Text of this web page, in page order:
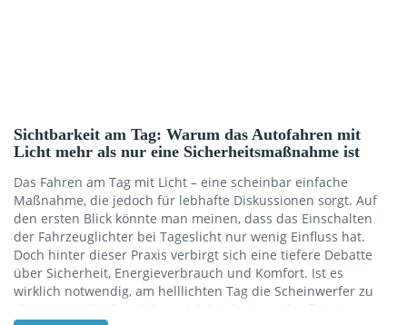
Sichtbarkeit am Tag: Warum das Autofahren mit
Licht mehr als nur eine Sicherheitsmaßnahme ist
Das Fahren am Tag mit Licht – eine scheinbar einfache
Maßnahme, die jedoch für lebhafte Diskussionen sorgt. Auf
den ersten Blick könnte man meinen, dass das Einschalten
der Fahrzeuglichter bei Tageslicht nur wenig Einfluss hat.
Doch hinter dieser Praxis verbirgt sich eine tiefere Debatte
über Sicherheit, Energieverbrauch und Komfort. Ist es
wirklich notwendig, am helllichten Tag die Scheinwerfer zu
aktivieren, oder handelt es sich hierbei um überflüssigen